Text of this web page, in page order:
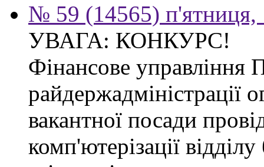
№ 59 (14565) п'ятниця,
УВАГА: КОНКУРС!
Фінансове управління
райдержадміністрації
вакантної посади
комп'ютерізації